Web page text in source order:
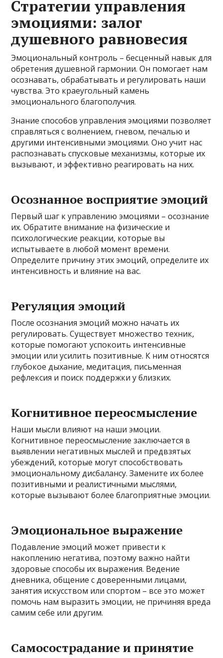
Стратегии управления
эмоциями: залог
душевного равновесия
Эмоциональный контроль – бесценный навык для
обретения душевной гармонии. Он помогает нам
осознавать, обрабатывать и регулировать наши
чувства. Это краеугольный камень
эмоционального благополучия.
Знание способов управления эмоциями позволяет
справляться с волнением, гневом, печалью и
другими интенсивными эмоциями. Оно учит нас
распознавать спусковые механизмы, которые их
вызывают, и эффективно реагировать на них.
Осознанное восприятие эмоций
Первый шаг к управлению эмоциями – осознание
их. Обратите внимание на физические и
психологические реакции, которые вы
испытываете в любой момент времени.
Определите причину этих эмоций, определите их
интенсивность и влияние на вас.
Регуляция эмоций
После осознания эмоций можно начать их
регулировать. Существует множество техник,
которые помогают успокоить интенсивные
эмоции или усилить позитивные. К ним относятся
глубокое дыхание, медитация, письменная
рефлексия и поиск поддержки у близких.
Когнитивное переосмысление
Наши мысли влияют на наши эмоции.
Когнитивное переосмысление заключается в
выявлении негативных мыслей и предвзятых
убеждений, которые могут способствовать
эмоциональному дисбалансу. Замените их более
позитивными и реалистичными мыслями,
которые вызывают более благоприятные эмоции.
Эмоциональное выражение
Подавление эмоций может привести к
накоплению негатива, поэтому важно найти
здоровые способы их выражения. Ведение
дневника, общение с доверенными лицами,
занятия искусством или спортом – все это может
помочь нам выразить эмоции, не причиняя вреда
самим себе или другим.
Самосострадание и принятие